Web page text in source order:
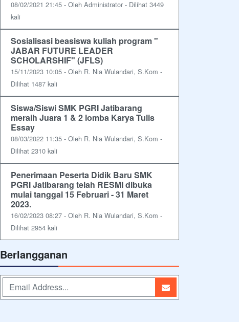
08/02/2021 21:45 - Oleh Administrator - Dilihat 3449
kali
Sosialisasi beasiswa kuliah program "
JABAR FUTURE LEADER
SCHOLARSHIF" (JFLS)
15/11/2023 10:05 - Oleh R. Nia Wulandari, S.Kom -
Dilihat 1487 kali
Siswa/Siswi SMK PGRI Jatibarang
meraih Juara 1 & 2 lomba Karya Tulis
Essay
08/03/2022 11:35 - Oleh R. Nia Wulandari, S.Kom -
Dilihat 2310 kali
Penerimaan Peserta Didik Baru SMK
PGRI Jatibarang telah RESMI dibuka
mulai tanggal 15 Februari - 31 Maret
2023.
16/02/2023 08:27 - Oleh R. Nia Wulandari, S.Kom -
Dilihat 2954 kali
Berlangganan